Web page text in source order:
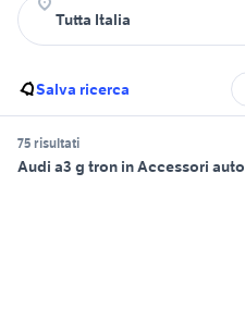
Salva ricerca
75 risultati
Audi a3 g tron in Accessori auto